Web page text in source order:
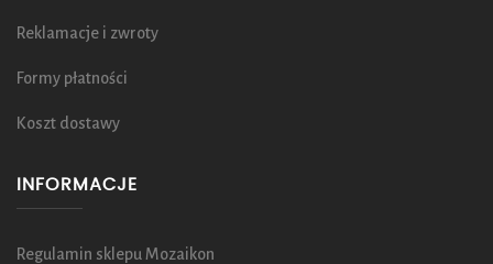
Reklamacje i zwroty
Formy płatności
Koszt dostawy
INFORMACJE
Regulamin sklepu Mozaikon